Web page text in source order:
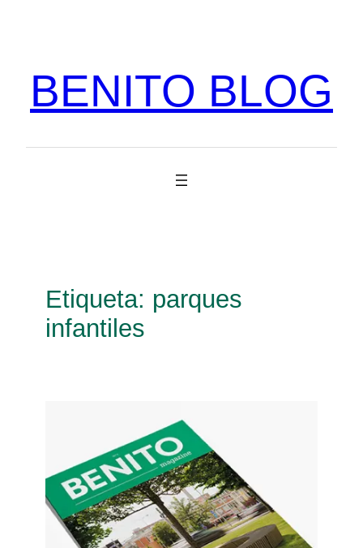
BENITO BLOG
Etiqueta: parques
infantiles